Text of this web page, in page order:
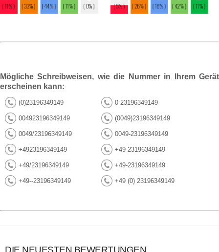
Mögliche Schreibweisen, wie die Nummer in Ihrem Gerät
erscheinen kann:
(0)23196349149 0-23196349149
004923196349149 (0049)23196349149
0049/23196349149 0049-23196349149
+4923196349149 +49 23196349149
+49/23196349149 +49-23196349149
+49--23196349149 +49 (0) 23196349149
DIE NEUESTEN BEWERTUNGEN